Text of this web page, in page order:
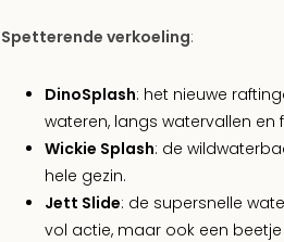
Spetterende verkoeling:
DinoSplash: het nieuwe
wateren, langs watervallen
Wickie Splash: de
hele gezin.
Jett Slide: de supersnelle
vol actie, maar ook een